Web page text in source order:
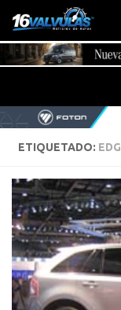
Saltar al
ETIQUETADO: